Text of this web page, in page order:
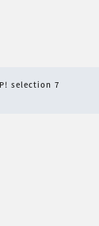
selection 7